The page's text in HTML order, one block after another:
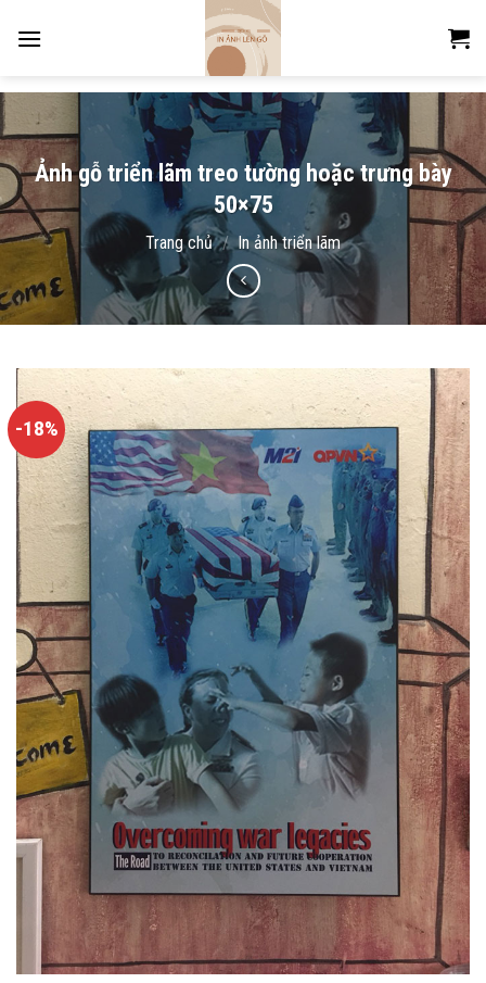
Ảnh gỗ triển lãm treo tường hoặc trưng bày
50×75
Trang chủ / In ảnh triển lãm
-18%